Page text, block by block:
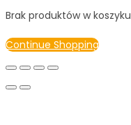
Brak produktów w koszyku
Continue Shopping